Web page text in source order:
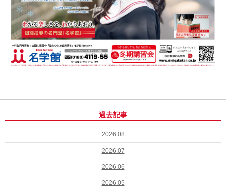
過去記事
2026.08
2026.07
2026.06
2026.05